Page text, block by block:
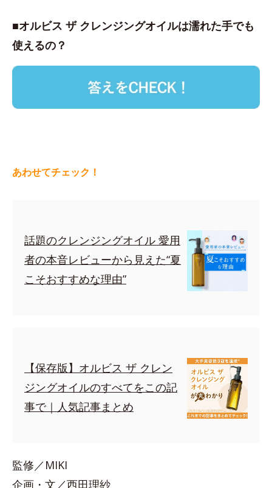
■オルビス ザ クレンジングオイルは濡れた手でも
使えるの？
あわせてチェック！
話題のクレンジングオイル 愛用
者の本音レビューから見えた“夏
こそおすすめな理由”
【保存版】オルビス ザ クレン
ジングオイルのすべてをこの記
事で｜人気記事まとめ
監修／MIKI
企画・文／西田理紗